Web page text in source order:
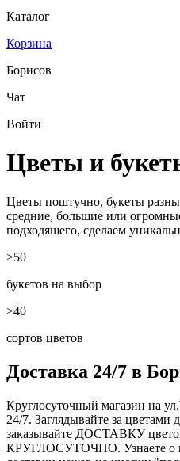
Каталог
Корзина
Борисов
Чат
Войти
Цветы и
Цветы поштучно, букеты
средние, большие или
подходящего, сделаем
>50
букетов на выбор
>40
сортов цветов
Доставка 24/7 в
Круглосуточный магазин на
24/7. Заглядывайте за
заказывайте ДОСТАВКУ
КРУГЛОСУТОЧНО. Узнаете о